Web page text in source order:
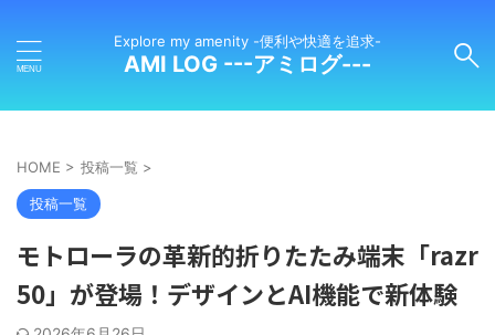
Explore my amenity -便利や快適を追求-
AMI LOG ---アミログ---
HOME > 投稿一覧 >
投稿一覧
モトローラの革新的折りたたみ端末「razr
50」が登場！デザインとAI機能で新体験